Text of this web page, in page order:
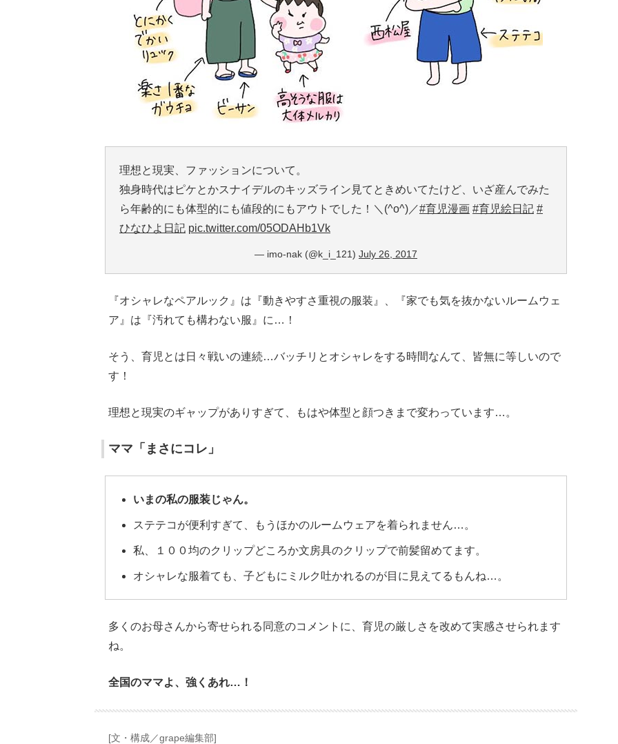
理想と現実、ファッションについて。
独身時代はピケとかスナイデルのキッズライン見てときめいてたけど、いざ産んでみた
ら年齢的にも体型的にも値段的にもアウトでした！＼(^o^)／#育児漫画 #育児絵日記 #
ひなひよ日記 pic.twitter.com/05ODAHb1Vk
— imo-nak (@k_i_121) July 26, 2017
『オシャレなペアルック』は『動きやすさ重視の服装』、『家でも気を抜かないルームウェ
ア』は『汚れても構わない服』に…！
そう、育児とは日々戦いの連続…バッチリとオシャレをする時間なんて、皆無に等しいので
す！
理想と現実のギャップがありすぎて、もはや体型と顔つきまで変わっています…。
ママ「まさにコレ」
いまの私の服装じゃん。
ステテコが便利すぎて、もうほかのルームウェアを着られません…。
私、１００均のクリップどころか文房具のクリップで前髪留めてます。
オシャレな服着ても、子どもにミルク吐かれるのが目に見えてるもんね…。
多くのお母さんから寄せられる同意のコメントに、育児の厳しさを改めて実感させられます
ね。
全国のママよ、強くあれ…！
[文・構成／grape編集部]